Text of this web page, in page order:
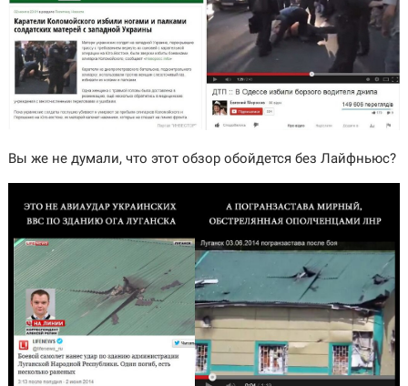
Вы же не думали, что этот обзор обойдется без Лайфньюс?